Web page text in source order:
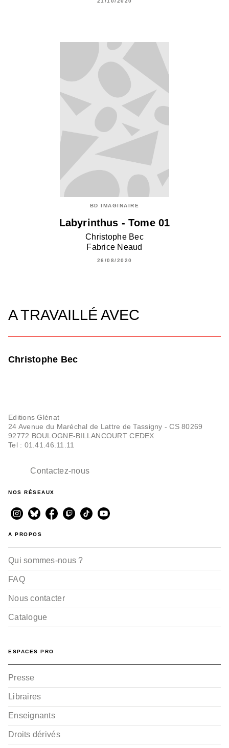
BD IMAGINAIRE
Labyrinthus - Tome 01
Christophe Bec
Fabrice Neaud
26/08/2020
A TRAVAILLÉ AVEC
Christophe Bec
Editions Glénat
24 Avenue du Maréchal de Lattre de Tassigny - CS 80269
92772 BOULOGNE-BILLANCOURT CEDEX
Tel : 01.41.46.11.11
Contactez-nous
NOS RÉSEAUX
A PROPOS
Qui sommes-nous ?
FAQ
Nous contacter
Catalogue
ESPACES PRO
Presse
Libraires
Enseignants
Droits dérivés